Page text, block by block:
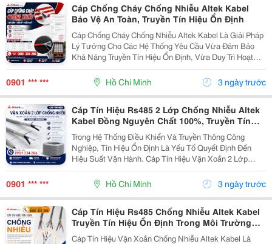
Cáp Chống Cháy Chống Nhiễu Altek Kabel
Bảo Vệ An Toàn, Truyền Tín Hiệu Ổn Định
Cáp Chống Cháy Chống Nhiễu Altek Kabel Là Giải Pháp
Lý Tưởng Cho Các Hệ Thống Yêu Cầu Vừa Đảm Bảo
Khả Năng Truyền Tín Hiệu Ổn Định, Vừa Duy Trì Hoạt
Động Trong Điều Kiện Xảy Ra Hỏa Hoạn. Sản Phẩm
Được Ứng Dụng Rộng Rãi Trong Hệ Thống Báo Cháy,
0901 *** *** Hồ Chí Minh 3 ngày trước
Cáp Tín Hiệu Rs485 2 Lớp Chống Nhiễu Altek
Kabel Đồng Nguyên Chất 100%, Truyền Tín
Hiệu Chính Xác
Trong Hệ Thống Điều Khiển Và Truyền Thông Công
Nghiệp, Tín Hiệu Ổn Định Là Yếu Tố Quyết Định Đến
Hiệu Suất Vận Hành. Cáp Tín Hiệu Vặn Xoắn 2 Lớp
Chống Nhiễu Altek Kabel Được Thiết Nhằm Giảm Tối
Đa Ảnh Hưởng Của Nhiễu Điện Từ, Đảm Bảo Dữ Liệu
Được...
0901 *** *** Hồ Chí Minh 3 ngày trước
Cáp Tín Hiệu Rs485 Chống Nhiễu Altek Kabel
Truyền Tín Hiệu Ổn Định Trong Môi Trường
Nhiễu Điện Từ
Cáp Tín Hiệu Vặn Xoắn Chống Nhiễu Altek Kabel Là